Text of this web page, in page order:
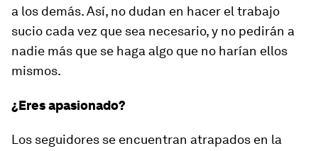
a los demás. Así, no dudan en hacer el trabajo
sucio cada vez que sea necesario, y no pedirán a
nadie más que se haga algo que no harían ellos
mismos.
¿Eres apasionado?
Los seguidores se encuentran atrapados en la